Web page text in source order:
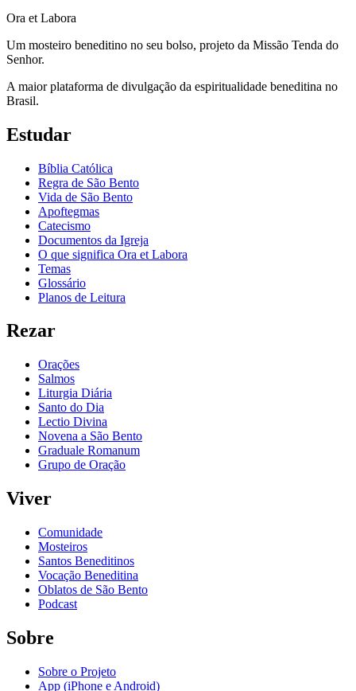
Ora et Labora
Um mosteiro beneditino no seu bolso, projeto da Missão Tenda do
Senhor.
A maior plataforma de divulgação da espiritualidade beneditina no
Brasil.
Estudar
Bíblia Católica
Regra de São Bento
Vida de São Bento
Apoftegmas
Catecismo
Documentos da Igreja
O que significa Ora et Labora
Temas
Glossário
Planos de Leitura
Rezar
Orações
Salmos
Liturgia Diária
Santo do Dia
Lectio Divina
Novena a São Bento
Graduale Romanum
Grupo de Oração
Viver
Comunidade
Mosteiros
Santos Beneditinos
Vocação Beneditina
Oblatos de São Bento
Podcast
Sobre
Sobre o Projeto
App (iPhone e Android)